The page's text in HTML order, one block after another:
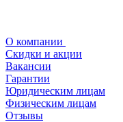
О компании
Скидки и акции
Вакансии
Гарантии
Юридическим лицам
Физическим лицам
Отзывы